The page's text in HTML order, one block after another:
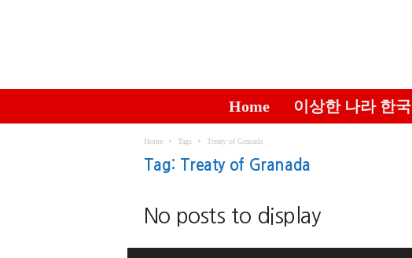
G
t
Home 이상한 나라 한국
Home Tags Treaty of Granada
Tag: Treaty of Granada
No posts to display